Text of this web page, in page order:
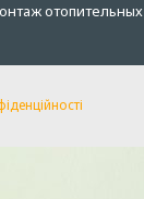
отопительных